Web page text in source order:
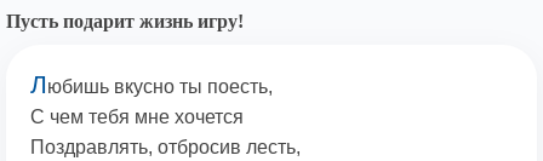
Пусть подарит жизнь игру!
Любишь вкусно ты поесть,
С чем тебя мне хочется
Поздравлять, отбросив лесть,